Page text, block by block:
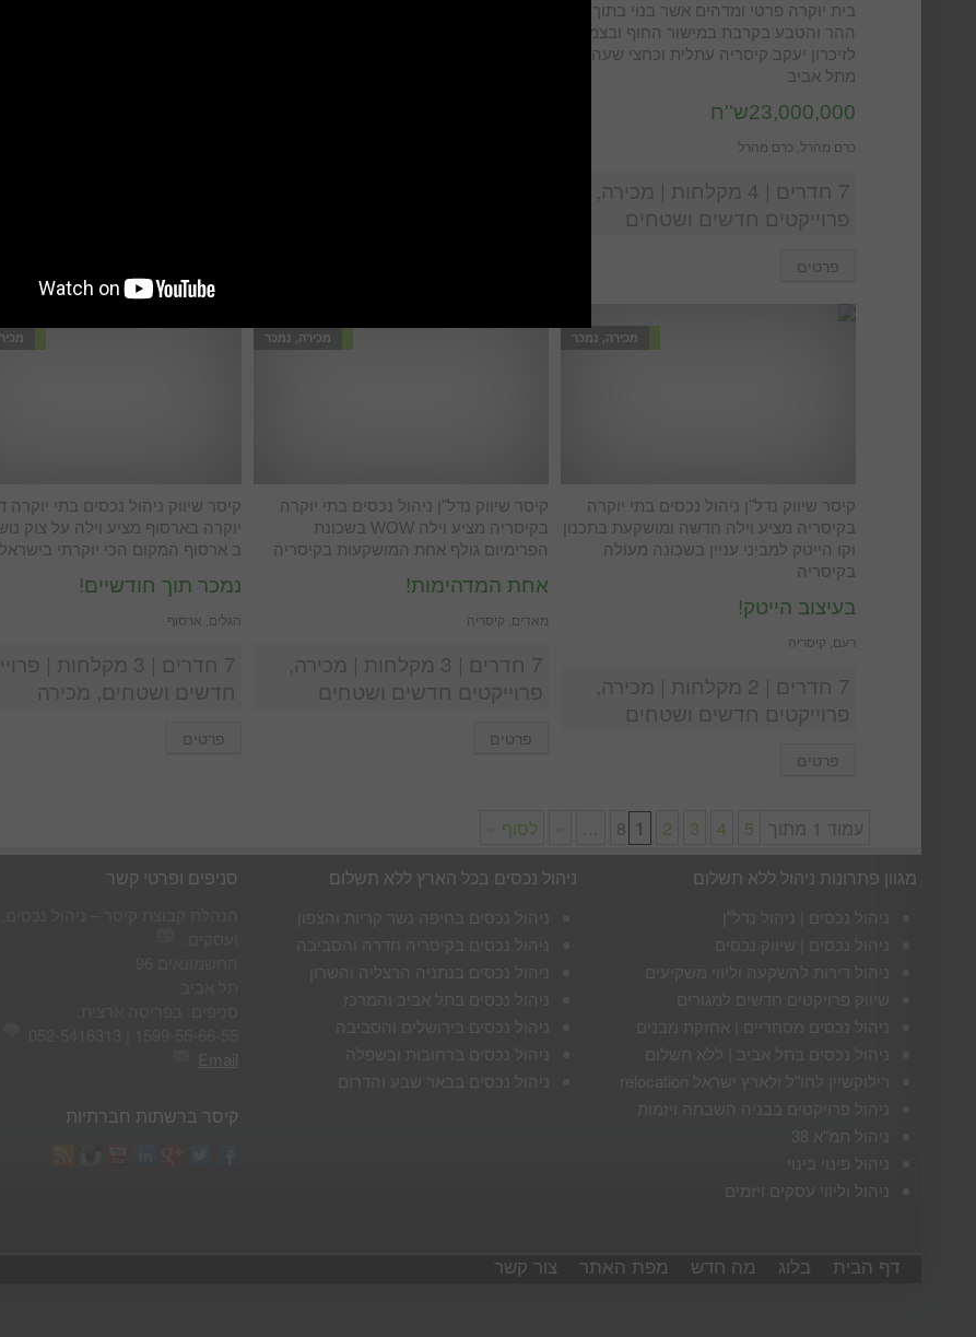
בית יוקרה פרטי ומדהים אשר בנוי בתוך
ההר והטבע בקרבת במישור החוף ובצמוד
לזיכרון יעקב קיסריה עתלית וכחצי שעה
מתל אביב
23,000,000ש''ח
כרם מהרל, כרם מהרל
7 חדרים | 4 מקלחות | מכירה,
פרוייקטים חדשים ושטחים
פרטים
קיסר שיווק ניהול נכסים בתי יוקרה
יוקרה בארסוף מציע וילה על צוק
ב ארסוף המקום הכי יוקרתי בישראל
נמכר תוך חודשיים!
הגלים, ארסוף
7 חדרים | 3 מקלחות |
חדשים ושטחים, מכירה
פרטים
מכירה, נמכר
קיסר שיווק נדל"ן ניהול נכסים בתי יוקרה
בקיסריה מציע וילה WOW בשכונת
הפרימיום גולף אחת המושקעות בקיסריה
אחת המדהימות!
מאדים, קיסריה
7 חדרים | 3 מקלחות | מכירה,
פרוייקטים חדשים ושטחים
פרטים
מכירה, נמכר
קיסר שיווק נדל"ן ניהול נכסים בתי יוקרה
בקיסריה מציע וילה חדשה ומושקעת בתכנון
וקו הייטק למביני עניין בשכונה מעולה
בקיסריה
בעיצוב הייטק!
רעם, קיסריה
7 חדרים | 2 מקלחות | מכירה,
פרוייקטים חדשים ושטחים
פרטים
עמוד 1 מתוך 8 1 2 3 4 5
...
» לסוף »
סניפים ופרטי קשר
קיסר ברשתות חברתיות
ניהול נכסים בכל הארץ ללא תשלום מגוון פתרונות ניהול ללא תשלום
ניהול פינוי בינוי
ניהול וליווי עסקים ויזמים
צור קשר מפת האתר מה חדש בלוג דף הבית